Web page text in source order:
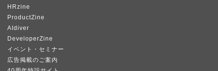
HRzine
ProductZine
AIdiver
DeveloperZine
イベント・セミナー
広告掲載のご案内